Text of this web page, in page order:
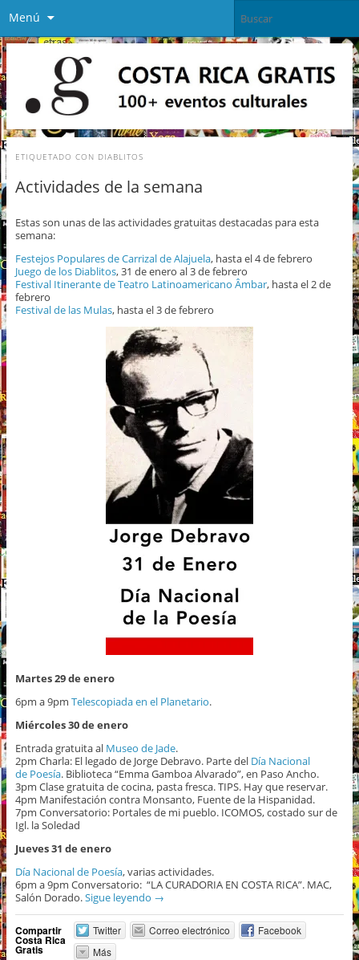
Menú
ETIQUETADO CON DIABLITOS
Actividades de la semana
Estas son unas de las actividades gratuitas destacadas para esta
semana:
Festejos Populares de Carrizal de Alajuela, hasta el 4 de febrero
Juego de los Diablitos, 31 de enero al 3 de febrero
Festival Itinerante de Teatro Latinoamericano Âmbar, hasta el 2 de
febrero
Festival de las Mulas, hasta el 3 de febrero
Martes 29 de enero
6pm a 9pm Telescopiada en el Planetario.
Miércoles 30 de enero
Entrada gratuita al Museo de Jade.
2pm Charla: El legado de Jorge Debravo. Parte del Día Nacional
de Poesía. Biblioteca “Emma Gamboa Alvarado”, en Paso Ancho.
3pm Clase gratuita de cocina, pasta fresca. TIPS. Hay que reservar.
4pm Manifestación contra Monsanto, Fuente de la Hispanidad.
7pm Conversatorio: Portales de mi pueblo. ICOMOS, costado sur de
Igl. la Soledad
Jueves 31 de enero
Día Nacional de Poesía, varias actividades.
6pm a 9pm Conversatorio: “LA CURADORIA EN COSTA RICA”. MAC,
Salón Dorado.Sigue leyendo →
Compartir
Costa Rica
Gratis
Twitter Correo electrónico
Facebook
Más